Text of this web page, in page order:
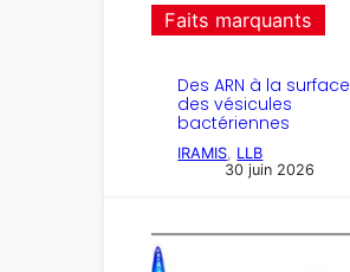
Faits marquants
Des ARN à la surface
des vésicules
bactériennes
IRAMIS, LLB
30 juin 2026